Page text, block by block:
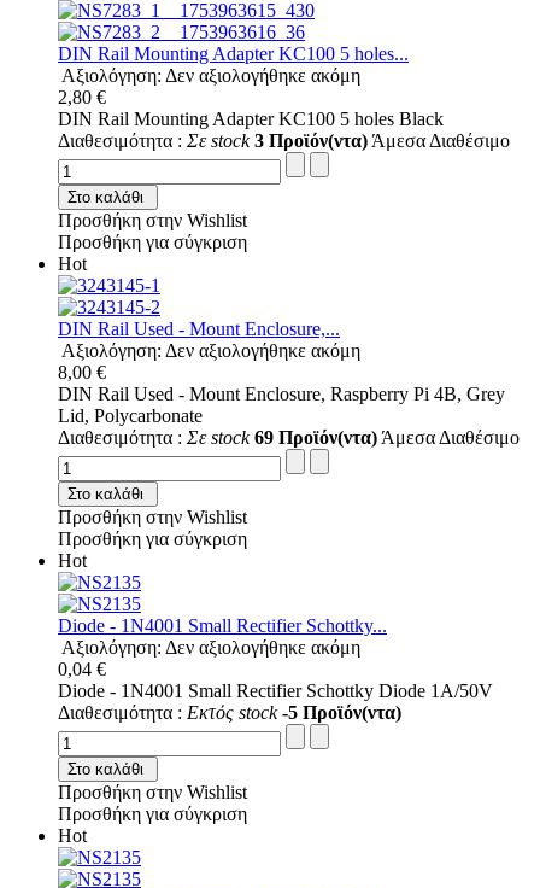
DIN Rail Mounting Adapter KC100 5 holes...
Αξιολόγηση: Δεν αξιολογήθηκε ακόμη
2,80 €
DIN Rail Mounting Adapter KC100 5 holes Black
Διαθεσιμότητα : Σε stock 3 Προϊόν(ντα) Άμεσα Διαθέσιμο
Στο καλάθι
Προσθήκη στην Wishlist
Προσθήκη για σύγκριση
Hot
DIN Rail Used - Mount Enclosure,...
Αξιολόγηση: Δεν αξιολογήθηκε ακόμη
8,00 €
DIN Rail Used - Mount Enclosure, Raspberry Pi 4B, Grey
Lid, Polycarbonate
Διαθεσιμότητα : Σε stock 69 Προϊόν(ντα) Άμεσα Διαθέσιμο
Στο καλάθι
Προσθήκη στην Wishlist
Προσθήκη για σύγκριση
Hot
Diode - 1N4001 Small Rectifier Schottky...
Αξιολόγηση: Δεν αξιολογήθηκε ακόμη
0,04 €
Diode - 1N4001 Small Rectifier Schottky Diode 1A/50V
Διαθεσιμότητα : Εκτός stock -5 Προϊόν(ντα)
Στο καλάθι
Προσθήκη στην Wishlist
Προσθήκη για σύγκριση
Hot